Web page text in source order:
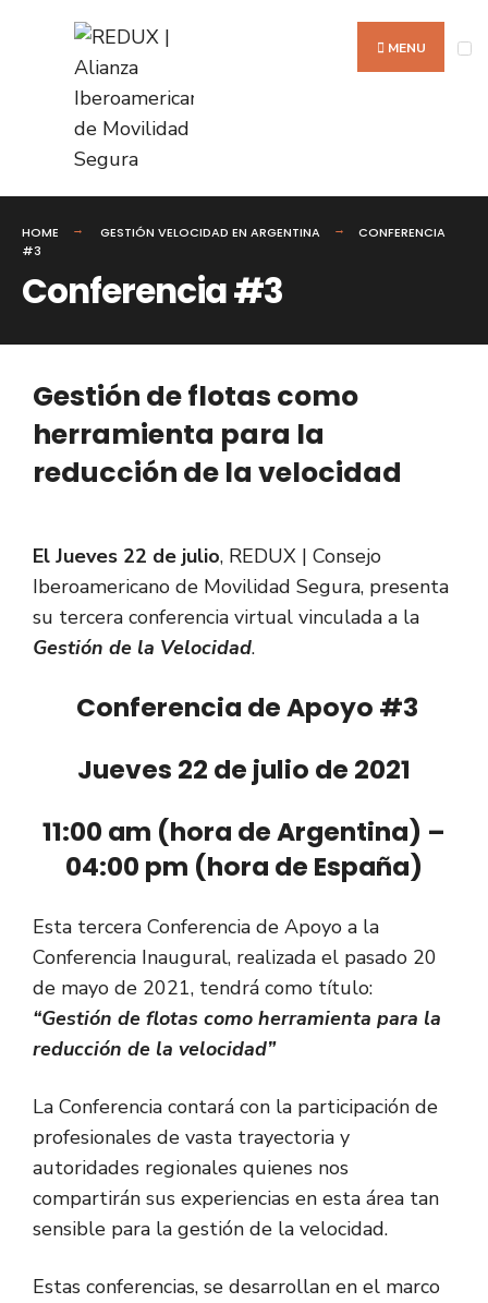
MENU
HOME GESTIÓN VELOCIDAD​ EN ARGENTINA
CONFERENCIA
#3
Conferencia #3
Gestión de flotas como
herramienta para la
reducción de la velocidad
El Jueves 22 de julio, REDUX | Consejo
Iberoamericano de Movilidad Segura, presenta
su tercera conferencia virtual vinculada a la
Gestión de la Velocidad.
Conferencia de Apoyo #3
Jueves 22 de julio de 2021
11:00 am (hora de Argentina) –
04:00 pm (hora de España)
Esta tercera Conferencia de Apoyo a la
Conferencia Inaugural, realizada el pasado 20
de mayo de 2021, tendrá como título:
“Gestión de flotas como herramienta para la
reducción de la velocidad”
La Conferencia contará con la participación de
profesionales de vasta trayectoria y
autoridades regionales quienes nos
compartirán sus experiencias en esta área tan
sensible para la gestión de la velocidad.
Estas conferencias, se desarrollan en el marco